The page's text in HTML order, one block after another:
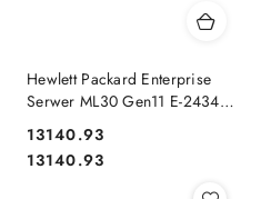
Hewlett Packard Enterprise
Serwer ML30 Gen11 E-2434
RPS EU P71387-425
Cena:
13140.93
Cena:
13140.93